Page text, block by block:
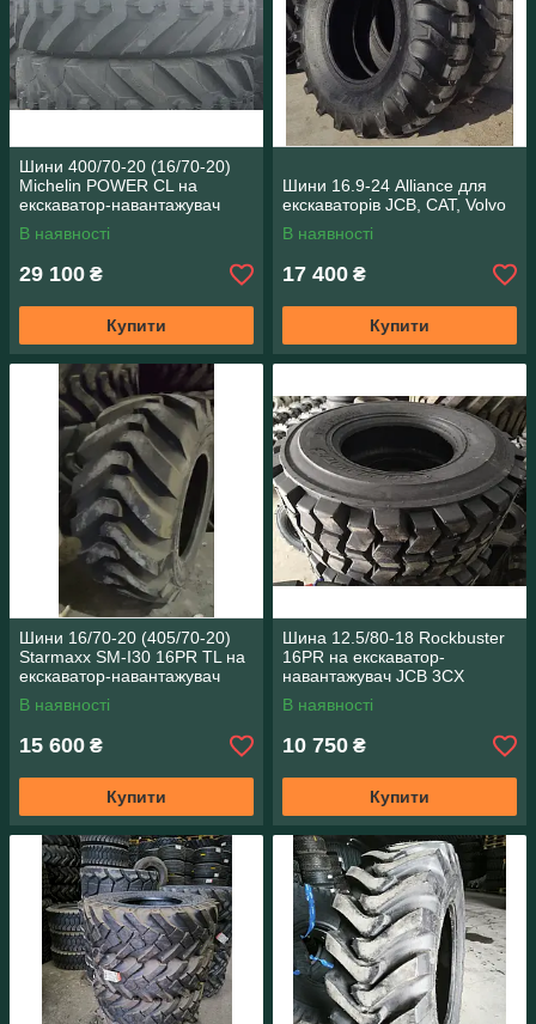
Шини 400/70-20 (16/70-20)
Michelin POWER CL на
екскаватор-навантажувач
В наявності
29 100 ₴
Купити
Шини 16.9-24 Alliance для
екскаваторів JCB, CAT, Volvo
В наявності
17 400 ₴
Купити
Шини 16/70-20 (405/70-20)
Starmaxx SM-I30 16PR TL на
екскаватор-навантажувач
Volvo JCB
В наявності
15 600 ₴
Купити
Шина 12.5/80-18 Rockbuster
16PR на екскаватор-
навантажувач JCB 3CX
В наявності
10 750 ₴
Купити